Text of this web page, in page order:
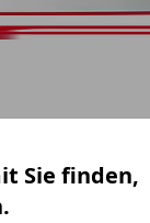
Sie finden,